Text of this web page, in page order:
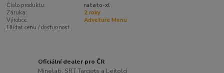
Číslo produktu:
ratato-xl
Záruka:
2 roky
Výrobce:
Adveture Menu
Hlídat cenu / dostupnost
Oficiální dealer pro ČR
Minelab, SRT Targets a Leitold